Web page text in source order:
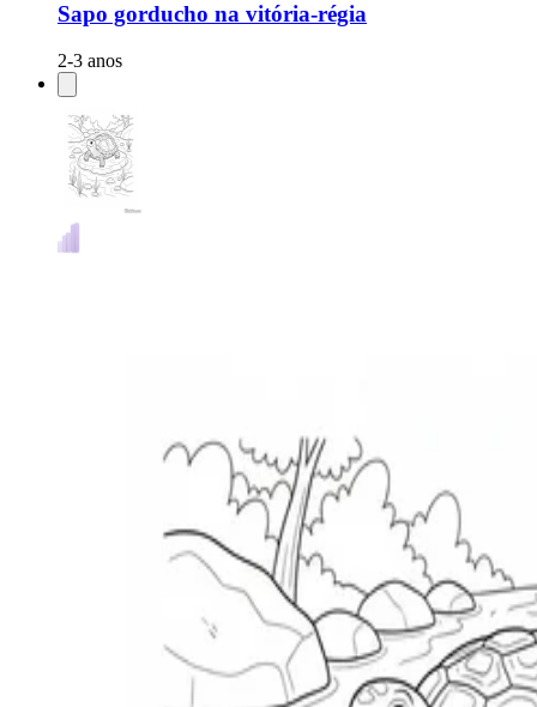
Sapo gorducho na vitória-régia
2-3 anos